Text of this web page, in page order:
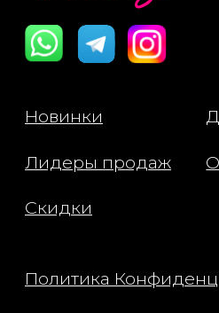
Все права защищены